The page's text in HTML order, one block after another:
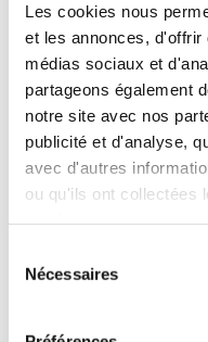
Les cookies nous
et les annonces,
médias sociaux et
partageons également
notre site avec nos
publicité et d'analyse,
avec d'autres
ou qu'ils ont collectées
Nécessaires
Giu\'Art
ARTISTE
Activités manuelles &
9€14